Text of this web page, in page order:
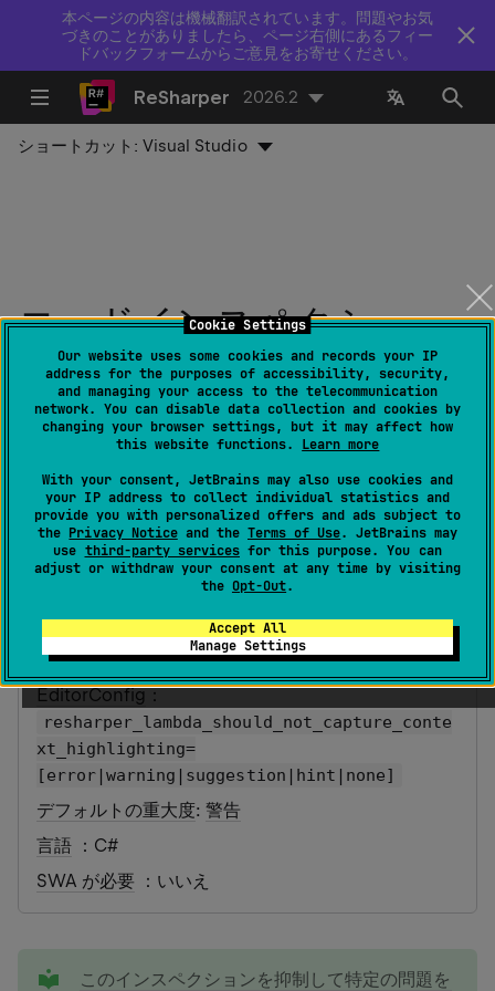
Cookie Settings
Our website uses some cookies and records your IP
address for the purposes of accessibility, security,
and managing your access to the telecommunication
network. You can disable data collection and cookies by
changing your browser settings, but it may affect how
this website functions. Learn more
With your consent, JetBrains may also use cookies and
your IP address to collect individual statistics and
provide you with personalized offers and ads subject to
the Privacy Noticeand the Terms of Use. JetBrains may
use third-party servicesfor this purpose. You can
adjust or withdraw your consent at any time by visiting
the Opt-Out.
Accept All
Manage Settings
本ページの内容は機械翻訳されています。問題やお気
づきのことがありましたら、ページ右側にあるフィー
ドバックフォームからご意見をお寄せください。
ReSharper 2026.2
ショートカット:Visual Studio
コードインスペクショ
ン：ラムダ式/匿名メソッ
ドは含まれているコンテ
キストをキャプチャして
はいけません
最終更新日： 2026 年 7 月 16 日
カテゴリ: 言語の使用機会
ID： LambdaShouldNotCaptureContext
EditorConfig：
resharper_lambda_should_not_capture_conte
xt_highlighting=
[error|warning|suggestion|hint|none]
デフォルトの重大度:警告
言語 ：C#
SWA が必要 ：いいえ
このインスペクションを抑制して特定の問題を